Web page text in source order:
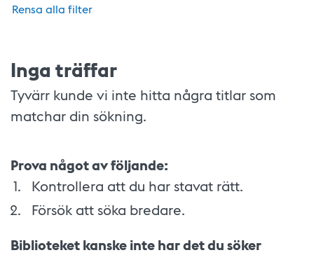
Rensa alla filter
Inga träffar
Tyvärr kunde vi inte hitta några titlar som
matchar din sökning.
Prova något av följande:
Kontrollera att du har stavat rätt.
Försök att söka bredare.
Biblioteket kanske inte har det du söker